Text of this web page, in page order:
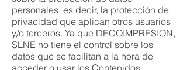
personales, es decir, la protección de
privacidad que aplican otros usuarios
y/o terceros. Ya que DECOIMPRESION,
SLNE no tiene el control sobre los
datos que se facilitan a la hora de
acceder o usar los Contenidos